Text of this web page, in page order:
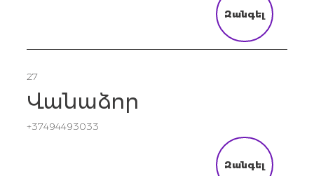
Զանգել
27
Վանաձոր
+37494493033
Զանգել